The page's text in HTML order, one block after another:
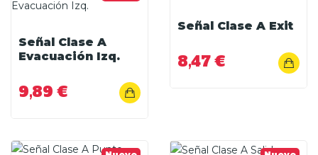
Señal Clase A
Evacuación Izq.
9,89 €
Señal Clase A Exit
8,47 €